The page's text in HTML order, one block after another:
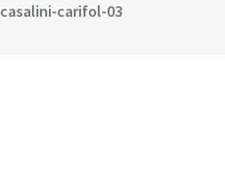
casalini-carifol-03